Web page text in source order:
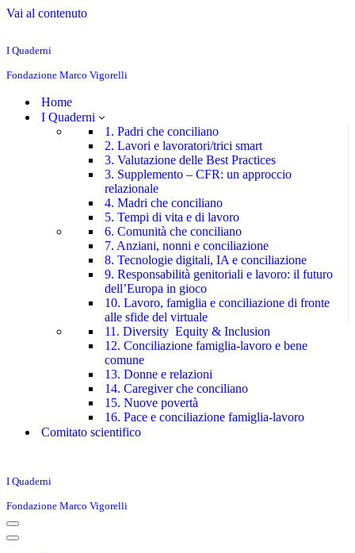
Vai al contenuto
I Quaderni
Fondazione Marco Vigorelli
Home
I Quaderni
1. Padri che conciliano
2. Lavori e lavoratori/trici smart
3. Valutazione delle Best Practices
3. Supplemento – CFR: un approccio
relazionale
4. Madri che conciliano
5. Tempi di vita e di lavoro
6. Comunità che conciliano
7. Anziani, nonni e conciliazione
8. Tecnologie digitali, IA e conciliazione
9. Responsabilità genitoriali e lavoro: il futuro
dell’Europa in gioco
10. Lavoro, famiglia e conciliazione di fronte
alle sfide del virtuale
11. Diversity Equity & Inclusion
12. Conciliazione famiglia-lavoro e bene
comune
13. Donne e relazioni
14. Caregiver che conciliano
15. Nuove povertà
16. Pace e conciliazione famiglia-lavoro
Comitato scientifico
I Quaderni
Fondazione Marco Vigorelli
Menu
di
Menu